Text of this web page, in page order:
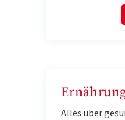
Alles über